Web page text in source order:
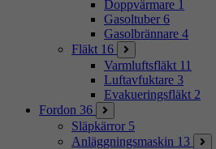
Doppvärmare 1
Gasoltuber 6
Gasolbrännare 4
Fläkt 16
Varmluftsfläkt 11
Luftavfuktare 3
Evakueringsfläkt 2
Fordon 36
Släpkärror 5
Anläggningsmaskin 13